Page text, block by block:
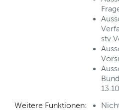
Weitere Funktionen: